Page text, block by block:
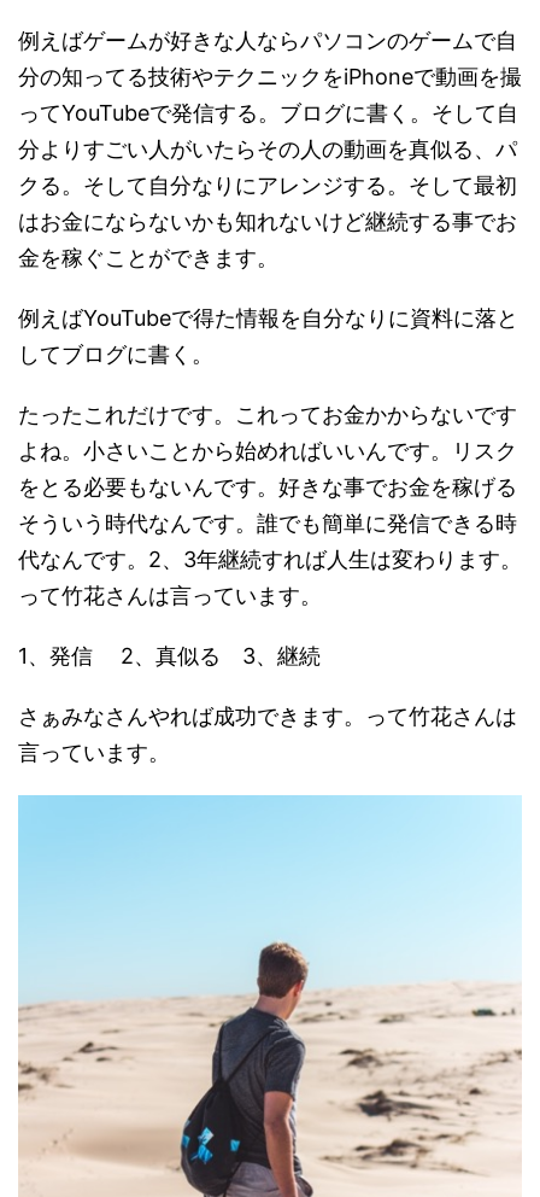
例えばゲームが好きな人ならパソコンのゲームで自
分の知ってる技術やテクニックをiPhoneで動画を撮
ってYouTubeで発信する。ブログに書く。そして自
分よりすごい人がいたらその人の動画を真似る、パ
クる。そして自分なりにアレンジする。そして最初
はお金にならないかも知れないけど継続する事でお
金を稼ぐことができます。
例えばYouTubeで得た情報を自分なりに資料に落と
してブログに書く。
たったこれだけです。これってお金かからないです
よね。小さいことから始めればいいんです。リスク
をとる必要もないんです。好きな事でお金を稼げる
そういう時代なんです。誰でも簡単に発信できる時
代なんです。2、3年継続すれば人生は変わります。
って竹花さんは言っています。
1、発信 2、真似る 3、継続
さぁみなさんやれば成功できます。って竹花さんは
言っています。